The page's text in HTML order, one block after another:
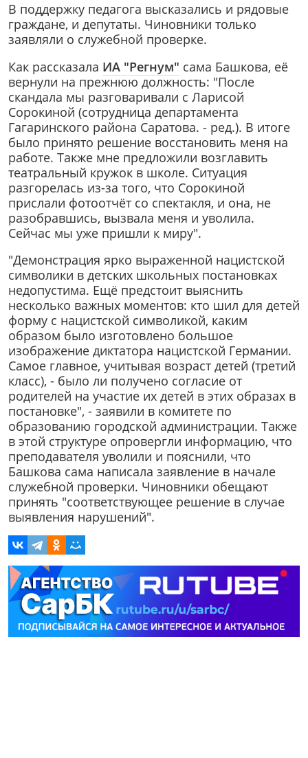
В поддержку педагога высказались и рядовые
граждане, и депутаты. Чиновники только
заявляли о служебной проверке.
Как рассказала ИА "Регнум" сама Башкова, её
вернули на прежнюю должность: "После
скандала мы разговаривали с Ларисой
Сорокиной (сотрудница департамента
Гагаринского района Саратова. - ред.). В итоге
было принято решение восстановить меня на
работе. Также мне предложили возглавить
театральный кружок в школе. Ситуация
разгорелась из-за того, что Сорокиной
прислали фотоотчёт со спектакля, и она, не
разобравшись, вызвала меня и уволила.
Сейчас мы уже пришли к миру".
"Демонстрация ярко выраженной нацистской
символики в детских школьных постановках
недопустима. Ещё предстоит выяснить
несколько важных моментов: кто шил для детей
форму с нацистской символикой, каким
образом было изготовлено большое
изображение диктатора нацистской Германии.
Самое главное, учитывая возраст детей (третий
класс), - было ли получено согласие от
родителей на участие их детей в этих образах в
постановке", - заявили в комитете по
образованию городской администрации. Также
в этой структуре опровергли информацию, что
преподавателя уволили и пояснили, что
Башкова сама написала заявление в начале
служебной проверки. Чиновники обещают
принять "соответствующее решение в случае
выявления нарушений".